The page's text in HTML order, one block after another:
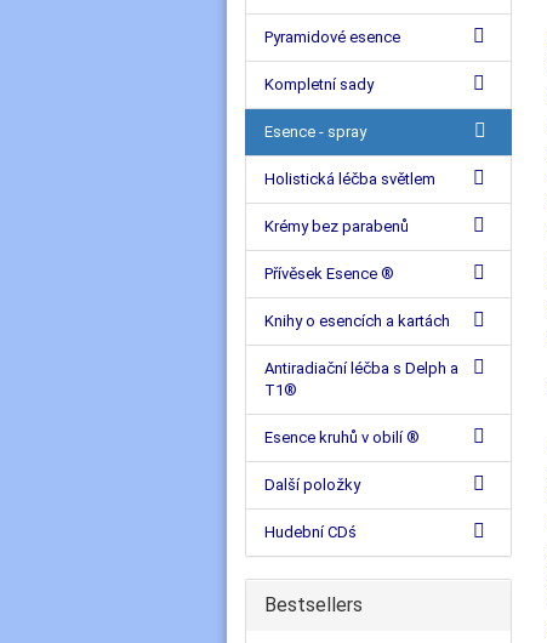
Pyramidové esence
Kompletní sady
Esence - spray
Holistická léčba světlem
Krémy bez parabenů
Přívěsek Esence ®
Knihy o esencích a kartách
Antiradiační léčba s Delph a
T1®
Esence kruhů v obilí ®
Další položky
Hudební CDś
Bestsellers